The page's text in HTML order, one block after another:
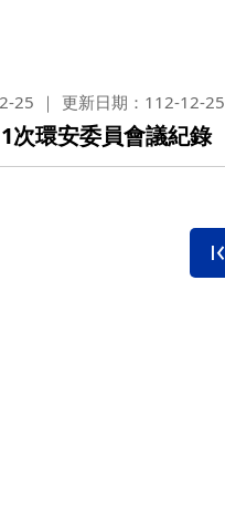
25 更新日期：112-12-25
次環安委員會議紀錄